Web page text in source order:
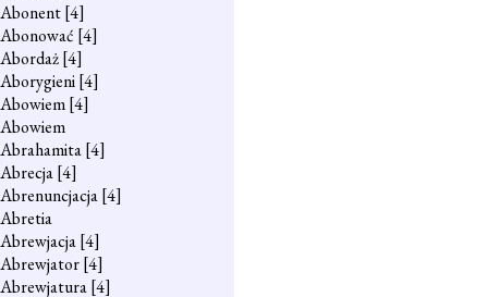
Abonent[4]
Abonować [4]
Abordaż[4]
Aborygieni[4]
Abowiem[4]
Abowiem
Abrahamita[4]
Abrecja[4]
Abrenuncjacja[4]
Abretia
Abrewjacja[4]
Abrewjator[4]
Abrewjatura[4]